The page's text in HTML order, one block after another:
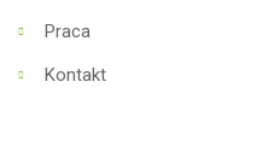
Praca
Kontakt